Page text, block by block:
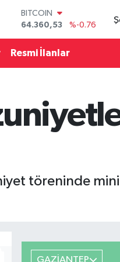
DOLAR
47,7069
%0.17
EURO
55,0265
BİST100
13.887
%64
BITCOIN
Resmi İlanlar
töreninde
GAZİANTEP